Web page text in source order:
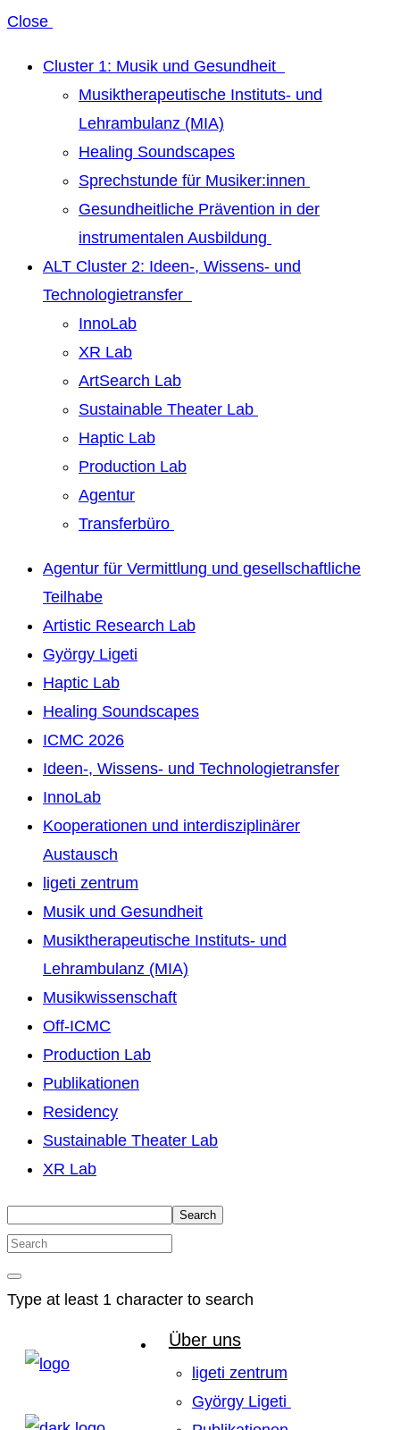
Close
Cluster 1: Musik und Gesundheit
Musiktherapeutische Instituts- und
Lehrambulanz (MIA)
Healing Soundscapes
Sprechstunde für Musiker:innen
Gesundheitliche Prävention in der
instrumentalen Ausbildung
ALT Cluster 2: Ideen-, Wissens- und
Technologietransfer
InnoLab
XR Lab
ArtSearch Lab
Sustainable Theater Lab
Haptic Lab
Production Lab
Agentur
Transferbüro
Agentur für Vermittlung und gesellschaftliche
Teilhabe
Artistic Research Lab
György Ligeti
Haptic Lab
Healing Soundscapes
ICMC 2026
Ideen-, Wissens- und Technologietransfer
InnoLab
Kooperationen und interdisziplinärer
Austausch
ligeti zentrum
Musik und Gesundheit
Musiktherapeutische Instituts- und
Lehrambulanz (MIA)
Musikwissenschaft
Off-ICMC
Production Lab
Publikationen
Residency
Sustainable Theater Lab
XR Lab
Search
Type at least 1 character to search
Über uns
ligeti zentrum
György Ligeti